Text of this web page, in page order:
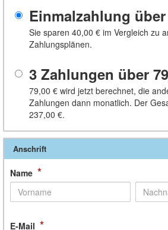
Einmalzahlung über
Sie sparen 40,00 € im Vergleich zu
Zahlungsplänen.
3 Zahlungen über
79,00 € wird jetzt berechnet, die
Zahlungen dann monatlich. Der
237,00 €.
Anschrift
Name *
E-Mail *